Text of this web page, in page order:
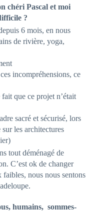
chéri Pascal et moi
?
6 mois, en nous
de rivière, yoga,
incompréhensions, ce
que ce projet n’était
sacré et sécurisé, lors
les architectures
tout déménagé de
C’est ok de changer
faibles, nous nous sentons
humains, sommes-